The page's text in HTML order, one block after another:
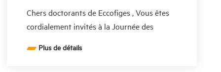
Chers doctorants de Eccofiges , Vous êtes
cordialement invités à la Journée des
Plus de détails